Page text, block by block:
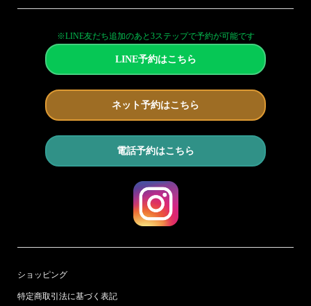
※LINE友だち追加のあと3ステップで予約が可能です
LINE予約はこちら
ネット予約はこちら
電話予約はこちら
ショッピング
特定商取引法に基づく表記